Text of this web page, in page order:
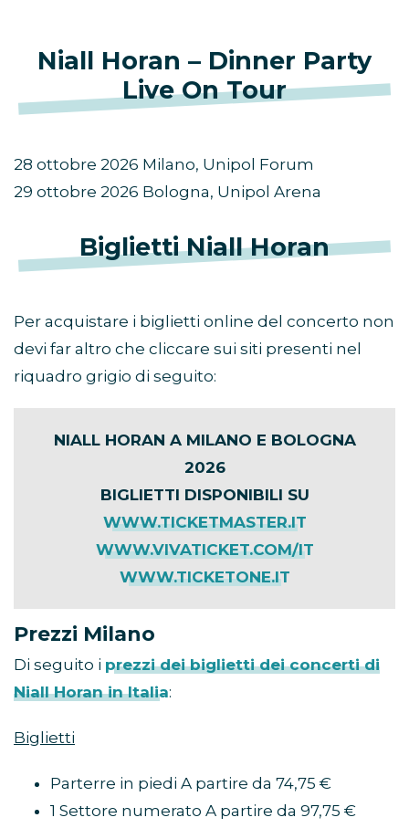
Niall Horan – Dinner Party
Live On Tour
28 ottobre 2026 Milano, Unipol Forum
29 ottobre 2026 Bologna, Unipol Arena
Biglietti Niall Horan
Per acquistare i biglietti online del concerto non
devi far altro che cliccare sui siti presenti nel
riquadro grigio di seguito:
NIALL HORAN A MILANO E BOLOGNA
2026
BIGLIETTI DISPONIBILI SU
WWW.TICKETMASTER.IT
WWW.VIVATICKET.COM/IT
WWW.TICKETONE.IT
Prezzi Milano
Di seguito i prezzi dei biglietti dei concerti di
Niall Horan in Italia:
Biglietti
Parterre in piedi A partire da 74,75 €
1 Settore numerato A partire da 97,75 €